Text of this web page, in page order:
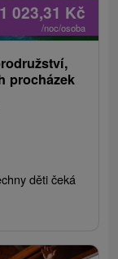
1 023,31 Kč
/noc/osoba
procházek
děti čeká